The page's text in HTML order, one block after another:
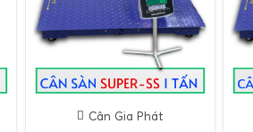
Cân Gia Phát